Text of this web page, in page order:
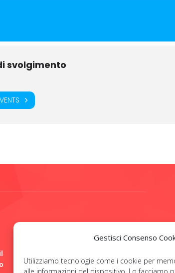
Gestisci Consenso
Utilizziamo tecnologie come i cookie per
svolgimento
SOCIAL